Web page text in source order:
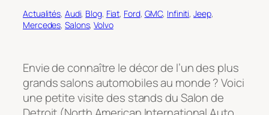
Actualités, Audi, Blog, Fiat, Ford, GMC, Infiniti, Jeep
Mercedes, Salons, Volvo
Envie de connaître le décor de l’un des plus
grands salons automobiles au monde ? Voici
une petite visite des stands du Salon de